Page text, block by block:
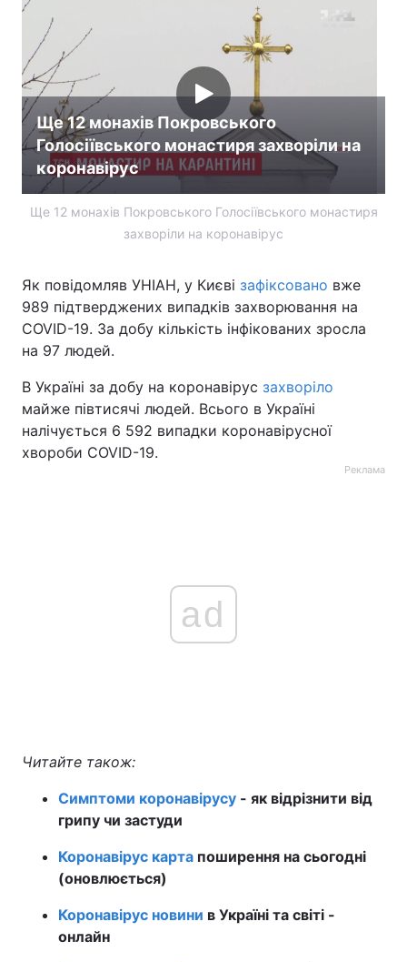
Ще 12 монахів Покровського
Голосіївського монастиря захворіли на
коронавірус
Ще 12 монахів Покровського Голосіївського монастиря
захворіли на коронавірус
Як повідомляв УНІАН, у Києві зафіксовано вже
989 підтверджених випадків захворювання на
COVID-19. За добу кількість інфікованих зросла
на 97 людей.
В Україні за добу на коронавірус захворіло
майже півтисячі людей. Всього в Україні
налічується 6 592 випадки коронавірусної
хвороби COVID-19.
Реклама
ad
Читайте також:
Симптоми коронавірусу - як відрізнити від
грипу чи застуди
Коронавірус карта поширення на сьогодні
(оновлюється)
Коронавірус новини в Україні та світі -
онлайн